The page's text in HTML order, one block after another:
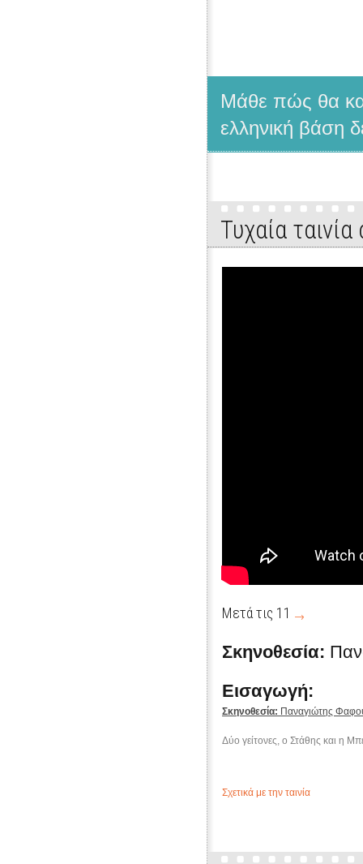
Μάθε πώς θα
ελληνική βάση
Τυχαία
Μετά τις 11
Σκηνοθεσία:
Εισαγωγή:
Σκηνοθεσία: Παναγιώτης
Δύο γείτονες, ο Στάθης και η
Σχετικά με την ταινία